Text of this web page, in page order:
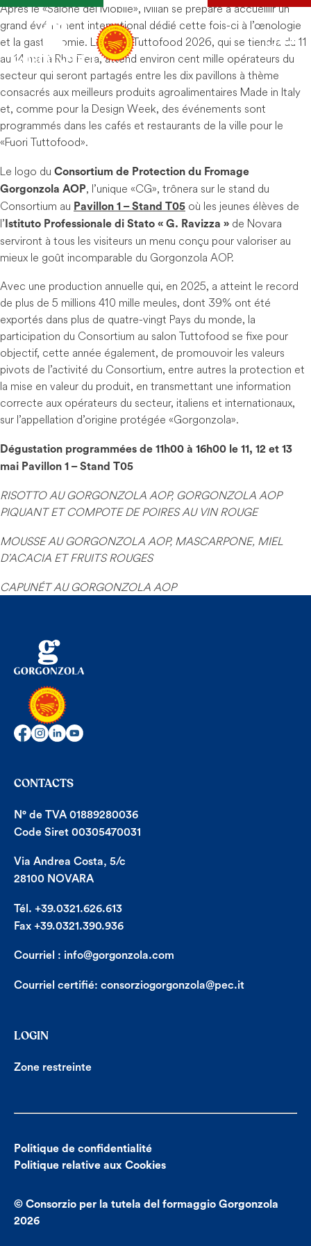
Après le « Salone del Mobile », Milan se prépare à accueillir un
grand événement international dédié cette fois-ci à l’œnologie
et la gastronomie. Le salon Tuttofood 2026, qui se tiendra du 11
au 14 mai à Rho Fiera, attend environ cent mille opérateurs du
secteur qui seront partagés entre les dix pavillons à thème
consacrés aux meilleurs produits agroalimentaires Made in Italy
et, comme pour la Design Week, des événements sont
programmés dans les cafés et restaurants de la ville pour le
« Fuori Tuttofood ».
Le logo du Consortium de Protection du Fromage
Gorgonzola AOP, l’unique « CG », trônera sur le stand du
Consortium au Pavillon 1 – Stand T05 où les jeunes élèves de
l’ Istituto Professionale di Stato « G. Ravizza » de Novara
serviront à tous les visiteurs un menu conçu pour valoriser au
mieux le goût incomparable du Gorgonzola AOP.
Avec une production annuelle qui, en 2025, a atteint le record
de plus de 5 millions 410 mille meules, dont 39% ont été
exportés dans plus de quatre-vingt Pays du monde, la
participation du Consortium au salon Tuttofood se fixe pour
objectif, cette année également, de promouvoir les valeurs
pivots de l’activité du Consortium, entre autres la protection et
la mise en valeur du produit, en transmettant une information
correcte aux opérateurs du secteur, italiens et internationaux,
sur l’appellation d’origine protégée « Gorgonzola ».
Dégustation programmées de 11h00 à 16h00 le 11, 12 et 13
mai Pavillon 1 – Stand T05
RISOTTO AU GORGONZOLA AOP, GORGONZOLA AOP
PIQUANT ET COMPOTE DE POIRES AU VIN ROUGE
MOUSSE AU GORGONZOLA AOP, MASCARPONE, MIEL
D’ACACIA ET FRUITS ROUGES
CAPUNÉT AU GORGONZOLA AOP
CONTACTS
N° de TVA 01889280036
Code Siret 00305470031
Via Andrea Costa, 5/c
28100 NOVARA
Tél. +39.0321.626.613
Fax +39.0321.390.936
Courriel : info@gorgonzola.com
Courriel certifié: consorziogorgonzola@pec.it
LOGIN
Zone restreinte
Politique de confidentialité
Politique relative aux Cookies
© Consorzio per la tutela del formaggio Gorgonzola
2026